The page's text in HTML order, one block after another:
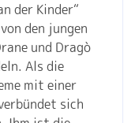
der Kinder“
den jungen
und Dragò
Als die
mit einer
sich